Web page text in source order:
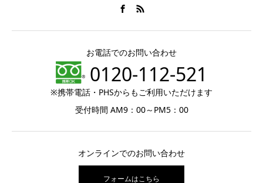
お電話でのお問い合わせ
0120-112-521
※携帯電話・PHSからもご利用いただけます
受付時間 AM9：00～PM5：00
オンラインでのお問い合わせ
フォームはこちら